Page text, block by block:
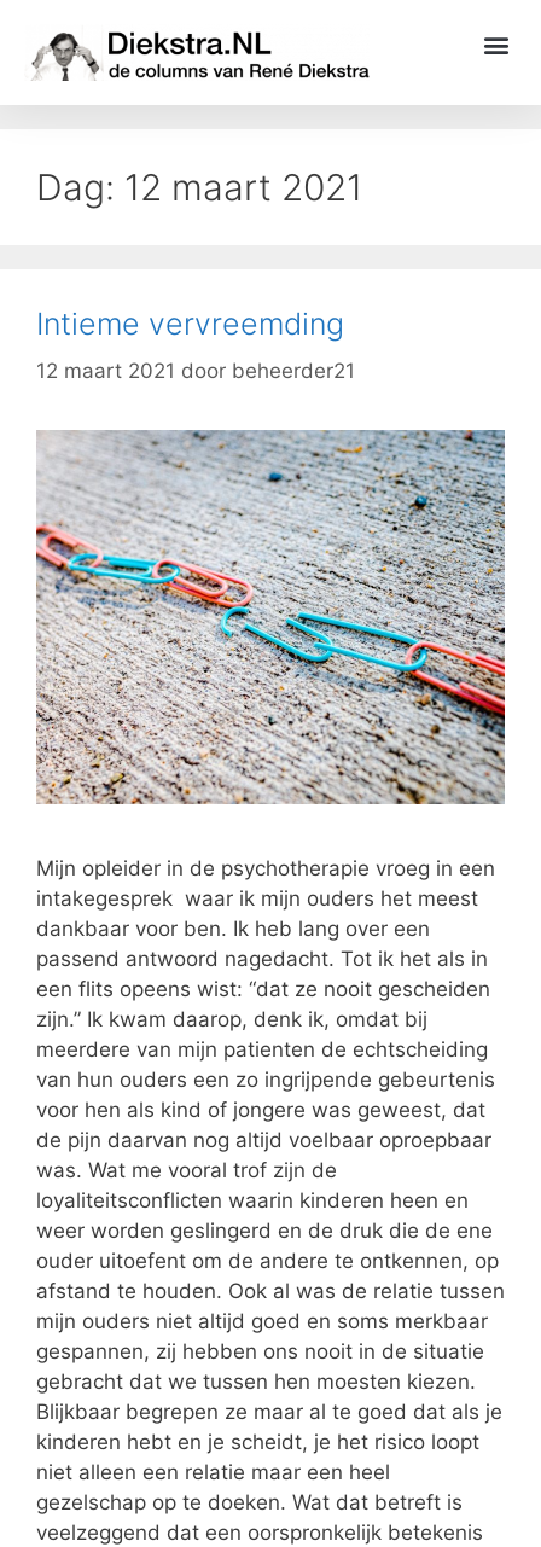
Dag: 12 maart 2021
Intieme vervreemding
12 maart 2021 door beheerder21
Mijn opleider in de psychotherapie vroeg in een
intakegesprek waar ik mijn ouders het meest
dankbaar voor ben. Ik heb lang over een
passend antwoord nagedacht. Tot ik het als in
een flits opeens wist: “dat ze nooit gescheiden
zijn.” Ik kwam daarop, denk ik, omdat bij
meerdere van mijn patienten de echtscheiding
van hun ouders een zo ingrijpende gebeurtenis
voor hen als kind of jongere was geweest, dat
de pijn daarvan nog altijd voelbaar oproepbaar
was. Wat me vooral trof zijn de
loyaliteitsconflicten waarin kinderen heen en
weer worden geslingerd en de druk die de ene
ouder uitoefent om de andere te ontkennen, op
afstand te houden. Ook al was de relatie tussen
mijn ouders niet altijd goed en soms merkbaar
gespannen, zij hebben ons nooit in de situatie
gebracht dat we tussen hen moesten kiezen.
Blijkbaar begrepen ze maar al te goed dat als je
kinderen hebt en je scheidt, je het risico loopt
niet alleen een relatie maar een heel
gezelschap op te doeken. Wat dat betreft is
veelzeggend dat een oorspronkelijk betekenis